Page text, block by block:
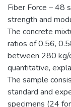
Fiber Force – 48
strength and
The concrete
ratios of 0.56,
between 280 kg/
quantitative,
The sample
standard and
specimens (24